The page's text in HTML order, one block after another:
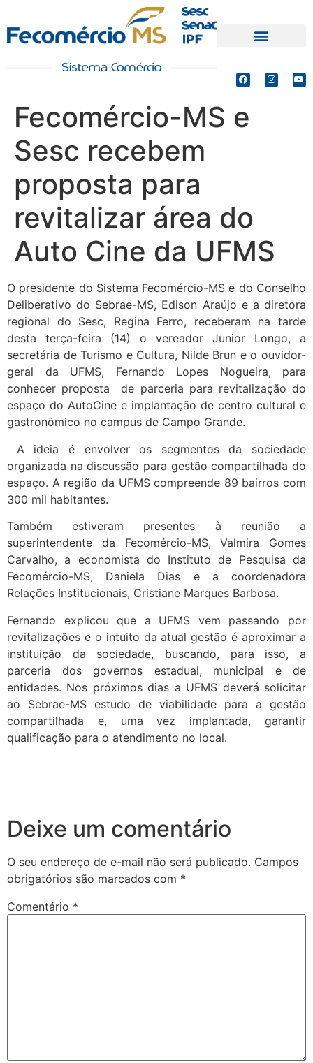
Fecomércio-MS e
Sesc recebem
proposta para
revitalizar área do
Auto Cine da UFMS
O presidente do Sistema Fecomércio-MS e do Conselho
Deliberativo do Sebrae-MS, Edison Araújo e a diretora
regional do Sesc, Regina Ferro, receberam na tarde
desta terça-feira (14) o vereador Junior Longo, a
secretária de Turismo e Cultura, Nilde Brun e o ouvidor-
geral da UFMS, Fernando Lopes Nogueira, para
conhecer proposta de parceria para revitalização do
espaço do AutoCine e implantação de centro cultural e
gastronômico no campus de Campo Grande.
A ideia é envolver os segmentos da sociedade
organizada na discussão para gestão compartilhada do
espaço. A região da UFMS compreende 89 bairros com
300 mil habitantes.
Também estiveram presentes à reunião a
superintendente da Fecomércio-MS, Valmira Gomes
Carvalho, a economista do Instituto de Pesquisa da
Fecomércio-MS, Daniela Dias e a coordenadora
Relações Institucionais, Cristiane Marques Barbosa.
Fernando explicou que a UFMS vem passando por
revitalizações e o intuito da atual gestão é aproximar a
instituição da sociedade, buscando, para isso, a
parceria dos governos estadual, municipal e de
entidades. Nos próximos dias a UFMS deverá solicitar
ao Sebrae-MS estudo de viabilidade para a gestão
compartilhada e, uma vez implantada, garantir
qualificação para o atendimento no local.
Deixe um comentário
O seu endereço de e-mail não será publicado. Campos
obrigatórios são marcados com *
Comentário *